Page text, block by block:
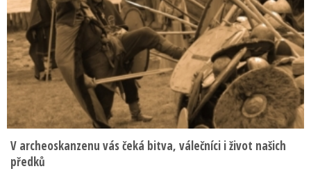
V archeoskanzenu vás čeká bitva, válečníci i život našich
předků